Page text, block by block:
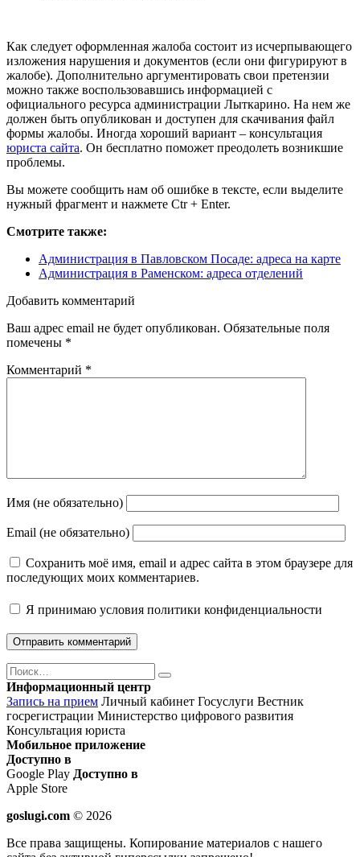
Как следует оформленная жалоба состоит из исчерпывающего
изложения нарушения и документов (если они фигурируют в
жалобе). Дополнительно аргументировать свои претензии
можно также воспользовавшись информацией с
официального ресурса администрации Лыткарино. На нем же
должен быть опубликован и доступен для скачивания файл
формы жалобы. Иногда хороший вариант – консультация
юриста сайта. Он бесплатно поможет преодолеть возникшие
проблемы.
Вы можете сообщить нам об ошибке в тексте, если выделите
нужный фрагмент и нажмете Ctr + Enter.
Смотрите также:
Администрация в Павловском Посаде: адреса на карте
Администрация в Раменском: адреса отделений
Добавить комментарий
Ваш адрес email не будет опубликован. Обязательные поля
помечены *
Комментарий *
Имя (не обязательно)
Email (не обязательно)
Сохранить моё имя, email и адрес сайта в этом браузере для
последующих моих комментариев.
Я принимаю условия политики конфиденциальности
Поиск
Найти
Информационный центр
Запись на прием Личный кабинет Госуслуги Вестник
госрегистрации Министерство цифрового развития
Консультация юриста
Мобильное приложение
Доступно в
Google Play Доступно в
Apple Store
goslugi.com © 2026
Все права защищены. Копирование материалов с нашего